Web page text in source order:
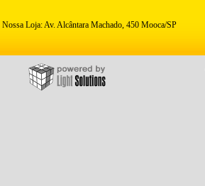
Nossa Loja: Av. Alcântara Machado, 450 Mooca/SP